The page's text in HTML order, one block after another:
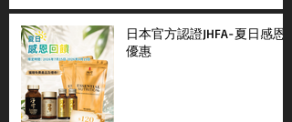
日本官方認證JHFA-夏日感恩
優惠